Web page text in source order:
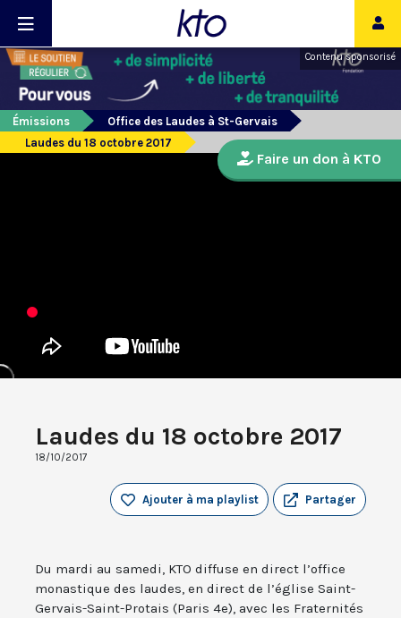
Contenu sponsorisé
Émissions
Office des Laudes à St-Gervais
Laudes du 18 octobre 2017
Laudes du 18 octobre 2017
18/10/2017
Partager
Ajouter à ma playlist
Du mardi au samedi, KTO diffuse en direct l’office
monastique des laudes, en direct de l’église Saint-
Gervais-Saint-Protais (Paris 4e), avec les Fraternités
Faire un don à KTO